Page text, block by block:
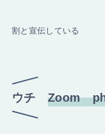
割と宣伝している
ウチ Zoom